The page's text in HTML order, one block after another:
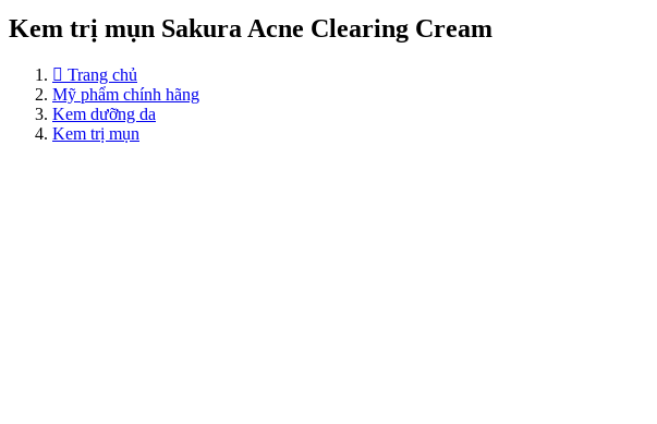
Kem trị mụn Sakura Acne Clearing Cream
Trang chủ
Mỹ phẩm chính hãng
Kem dưỡng da
Kem trị mụn